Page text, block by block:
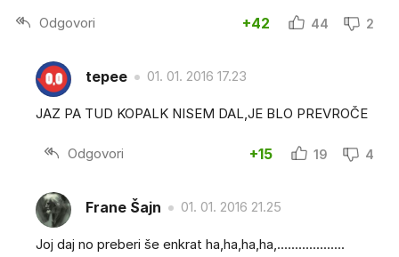
Odgovori +42 44 2
tepee 01. 01. 2016 17.23
JAZ PA TUD KOPALK NISEM DAL,JE BLO PREVROČE
Odgovori +15 19 4
Frane Šajn 01. 01. 2016 21.25
Joj daj no preberi še enkrat ha,ha,ha,ha,...................